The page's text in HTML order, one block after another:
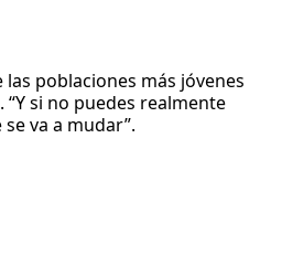
las poblaciones más jóvenes
“Y si no puedes realmente
va a mudar”.